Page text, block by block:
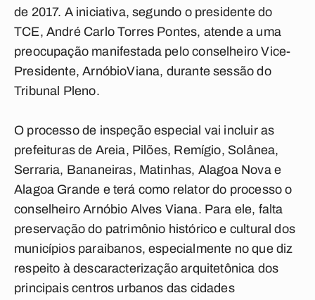
de 2017. A iniciativa, segundo o presidente do
TCE, André Carlo Torres Pontes, atende a uma
preocupação manifestada pelo conselheiro Vice-
Presidente, ArnóbioViana, durante sessão do
Tribunal Pleno.
O processo de inspeção especial vai incluir as
prefeituras de Areia, Pilões, Remígio, Solânea,
Serraria, Bananeiras, Matinhas, Alagoa Nova e
Alagoa Grande e terá como relator do processo o
conselheiro Arnóbio Alves Viana. Para ele, falta
preservação do patrimônio histórico e cultural dos
municípios paraibanos, especialmente no que diz
respeito à descaracterização arquitetônica dos
principais centros urbanos das cidades